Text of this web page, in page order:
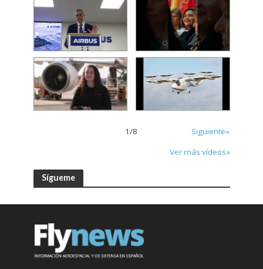
1/8
Siguiente»
Ver más vídeos»
Sígueme